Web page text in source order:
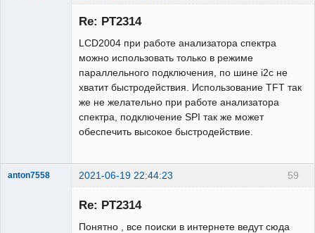
Re: PT2314
LCD2004 при работе анализатора спектра
можно использовать только в режиме
параллельного подключения, по шине i2c не
хватит быстродействия. Использование TFT так
же не желательно при работе анализатора
спектра, подключение SPI так же может
обеспечить высокое быстродействие.
59
anton7558 2021-06-19 22:44:23
Re: PT2314
Понятно , все поиски в интернете ведут сюда